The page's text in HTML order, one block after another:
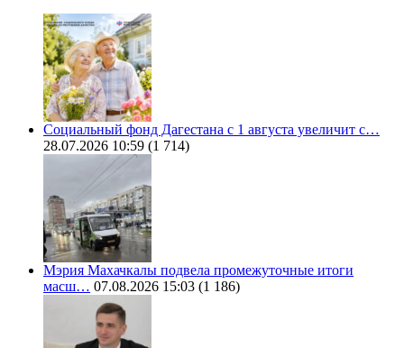
Социальный фонд Дагестана с 1 августа увеличит с…
28.07.2026 10:59 (1 714)
Мэрия Махачкалы подвела промежуточные итоги
масш… 07.08.2026 15:03 (1 186)